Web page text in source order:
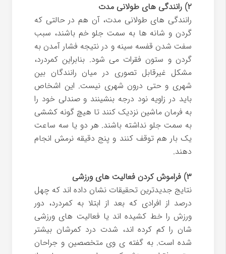
۲) رانندگی های طولانی مدت
رانندگی های طولانی مدت، آن هم در حالتی که
گردن و شانه ها به سمت جلو خم باشند، سبب
سفت شدن قفسه سینه و در نتیجه فشار آمدن به
گردن و ستون فقرات می شود. بنابراین کمردرد،
مشکل غیرقابل تصوری در میان رانندگان بین
شهری و حتی درون شهری نیست. این اشخاص
باید در زاویه نود درجه بنشینند و صندلی خود را
به فرمان ماشین نزدیک کنند تا هیچ گونه کششی
به سمت جلو نداشته باشند. هر دو یا سه ساعت
یک بار هم توقف کنند و پنج دقیقه نرمش انجام
دهند.
۳) فراموش کردن فعالیت های ورزشی
نتایج جدیدترین تحقیقات نشان داده اند که چهل
درصد از افرادی که بعد از ابتلا به کمردرد، دور
ورزش را خط کشیده اند یا فعالیت های ورزشی
شان را کم کرده اند، شدت درد کمرشان بیشتر
شده است. به گفته ی وی متخصصین و جراحان